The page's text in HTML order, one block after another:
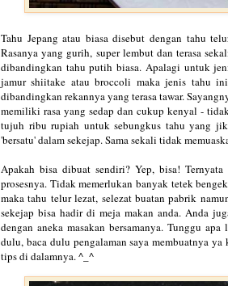
Tahu Jepang atau biasa disebut dengan tahu
Rasanya yang gurih, super lembut dan terasa
dibandingkan tahu putih biasa. Apalagi untuk
jamur shiitake atau broccoli maka jenis tahu
dibandingkan rekannya yang terasa tawar.
memiliki rasa yang sedap dan cukup kenyal -
tujuh ribu rupiah untuk sebungkus tahu yang
'bersatu' dalam sekejap. Sama sekali tidak
Apakah bisa dibuat sendiri? Yep, bisa!
prosesnya. Tidak memerlukan banyak tetek
maka tahu telur lezat, selezat buatan pabrik
sekejap bisa hadir di meja makan anda. Anda
dengan aneka masakan bersamanya. Tunggu
dulu, baca dulu pengalaman saya membuatnya
tips di dalamnya. ^_^